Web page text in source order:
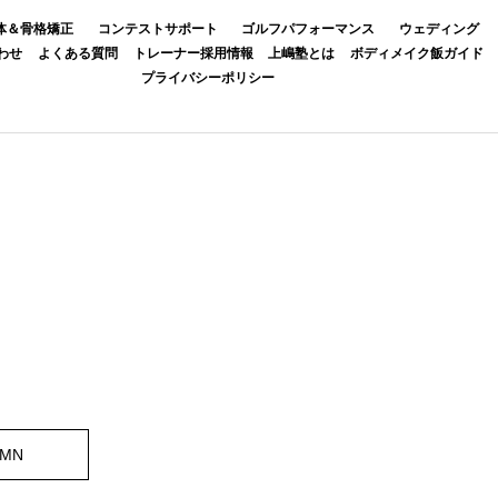
＆骨格矯正 コンテストサポート ゴルフパフォーマンス
ウェディング
せ よくある質問 トレーナー採用情報 上嶋塾とは
ボディメイク飯ガイド
プライバシーポリシー